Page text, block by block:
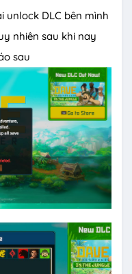
unlock DLC bên mình
nhiên sau khi nay
sau